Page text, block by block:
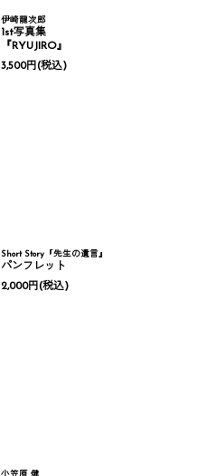
伊崎龍次郎
1st写真集
『RYUJIRO』
3,500円(税込)
Short Story『先生の遺言』
パンフレット
2,000円(税込)